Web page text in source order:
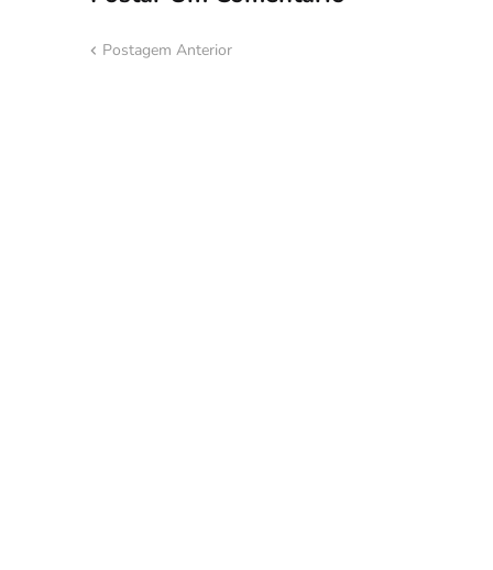
Postagem Anterior